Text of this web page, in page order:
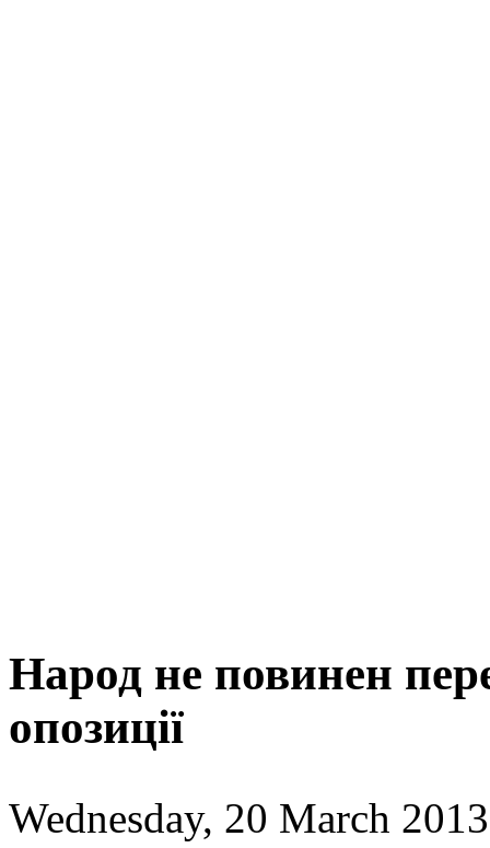
Народ не повинен
опозиції
Wednesday, 20 March